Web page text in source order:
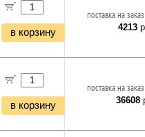
в корзину
поставка на
4213
в корзину
поставка на
36608